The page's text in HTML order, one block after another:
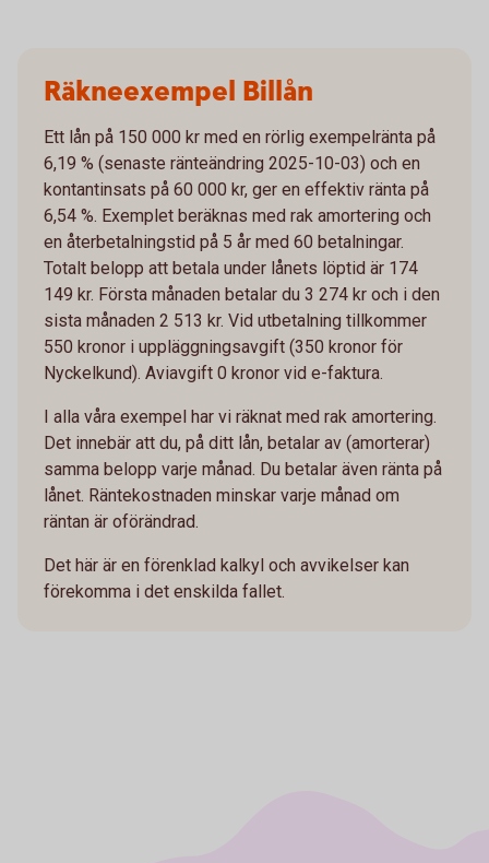
Räkneexempel Billån
Ett lån på 150 000 kr med en rörlig exempelränta på
6,19 % (senaste ränteändring 2025-10-03) och en
kontantinsats på 60 000 kr, ger en effektiv ränta på
6,54 %. Exemplet beräknas med rak amortering och
en återbetalningstid på 5 år med 60 betalningar.
Totalt belopp att betala under lånets löptid är 174
149 kr. Första månaden betalar du 3 274 kr och i den
sista månaden 2 513 kr. Vid utbetalning tillkommer
550 kronor i uppläggningsavgift (350 kronor för
Nyckelkund). Aviavgift 0 kronor vid e-faktura.
I alla våra exempel har vi räknat med rak amortering.
Det innebär att du, på ditt lån, betalar av (amorterar)
samma belopp varje månad. Du betalar även ränta på
lånet. Räntekostnaden minskar varje månad om
räntan är oförändrad.
Det här är en förenklad kalkyl och avvikelser kan
förekomma i det enskilda fallet.